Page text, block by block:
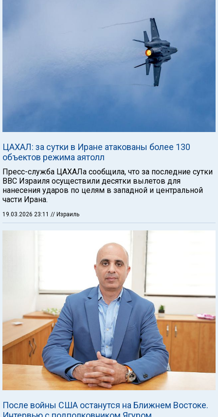
ЦАХАЛ: за сутки в Иране атакованы более 130
объектов режима аятолл
Пресс-служба ЦАХАЛа сообщила, что за последние сутки
ВВС Израиля осуществили десятки вылетов для
нанесения ударов по целям в западной и центральной
части Ирана.
19.03.2026 23:11 // Израиль
После войны США останутся на Ближнем Востоке.